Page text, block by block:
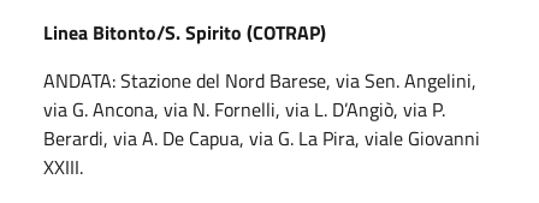
Linea Bitonto/S. Spirito (COTRAP)
ANDATA: Stazione del Nord Barese, via Sen. Angelini,
via G. Ancona, via N. Fornelli, via L. D’Angiò, via P.
Berardi, via A. De Capua, via G. La Pira, viale Giovanni
XXIII.